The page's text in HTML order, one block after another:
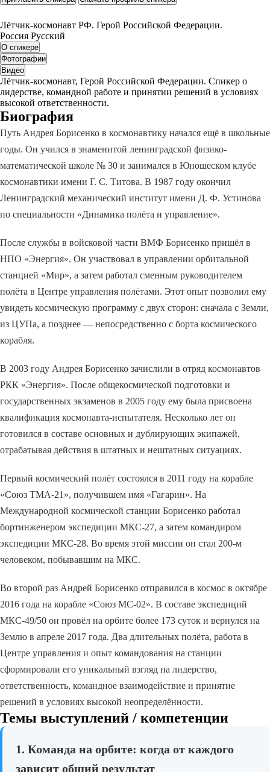
Лётчик-космонавт РФ. Герой Российской Федерации.
Россия Русский
О спикере
Фотографии
Видео
Лётчик-космонавт, Герой Российской Федерации. Спикер о
лидерстве, командной работе и принятии решений в условиях
высокой ответственности.
Биография
Путь Андрея Борисенко в космонавтику начался ещё в школьные
годы. Он учился в знаменитой ленинградской физико-
математической школе № 30 и занимался в Юношеском клубе
космонавтики имени Г. С. Титова. В 1987 году окончил
Ленинградский механический институт имени Д. Ф. Устинова
по специальности «Динамика полёта и управление».
После службы в войсковой части ВМФ Борисенко пришёл в
НПО «Энергия». Он участвовал в управлении орбитальной
станцией «Мир», а затем работал сменным руководителем
полёта в Центре управления полётами. Этот опыт позволил ему
увидеть космическую программу с двух сторон: сначала с Земли,
из ЦУПа, а позднее — непосредственно с борта космического
корабля.
В 2003 году Андрея Борисенко зачислили в отряд космонавтов
РКК «Энергия». После общекосмической подготовки и
государственных экзаменов в 2005 году ему была присвоена
квалификация космонавта-испытателя. Несколько лет он
готовился в составе основных и дублирующих экипажей,
отрабатывая действия в штатных и нештатных ситуациях.
Первый космический полёт состоялся в 2011 году на корабле
«Союз ТМА-21», получившем имя «Гагарин». На
Международной космической станции Борисенко работал
бортинженером экспедиции МКС-27, а затем командиром
экспедиции МКС-28. Во время этой миссии он стал 200-м
человеком, побывавшим на МКС.
Во второй раз Андрей Борисенко отправился в космос в октябре
2016 года на корабле «Союз МС-02». В составе экспедиций
МКС-49/50 он провёл на орбите более 173 суток и вернулся на
Землю в апреле 2017 года. Два длительных полёта, работа в
Центре управления и опыт командования на станции
сформировали его уникальный взгляд на лидерство,
ответственность, командное взаимодействие и принятие
решений в условиях высокой неопределённости.
Темы выступлений / компетенции
1. Команда на орбите: когда от каждого
зависит общий результат